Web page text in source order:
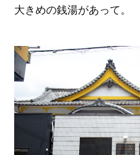
大きめの銭湯があって。